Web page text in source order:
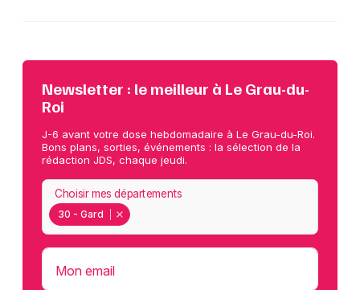
Newsletter : le meilleur à Le Grau-du-
Roi
J-6 avant votre dose hebdomadaire à Le Grau-du-Roi.
Bons plans, sorties, événements : la sélection de la
rédaction JDS, chaque jeudi.
30 - Gard
Choisir mes départements
Mon email